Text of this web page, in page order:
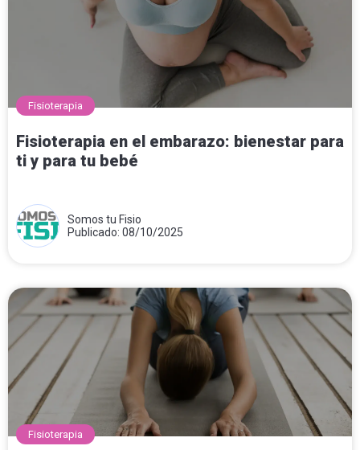
Fisioterapia
Fisioterapia en el embarazo: bienestar para
ti y para tu bebé
Somos tu Fisio
Publicado: 08/10/2025
Fisioterapia